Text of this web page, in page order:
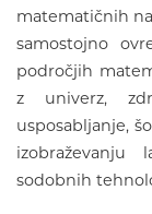
matematičnih
samostojno
področjih
z univerz,
usposabljanje,
sodobnih